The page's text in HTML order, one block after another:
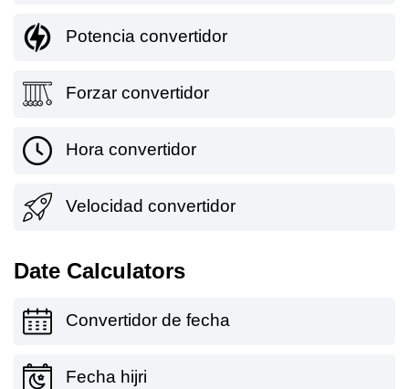
Potencia convertidor
Forzar convertidor
Hora convertidor
Velocidad convertidor
Date Calculators
Convertidor de fecha
Fecha hijri